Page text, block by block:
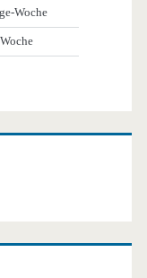
Woche